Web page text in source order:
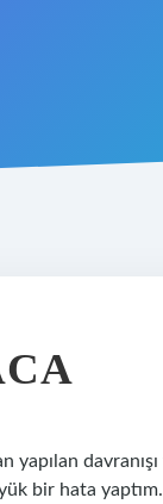
davranışı
bir hata